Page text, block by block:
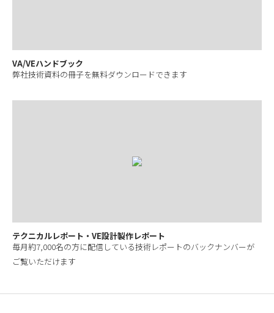
VA/VEハンドブック
弊社技術資料の冊子を無料ダウンロードできます
テクニカルレポート・VE設計製作レポート
毎月約7,000名の方に配信している技術レポートのバックナンバーが
ご覧いただけます